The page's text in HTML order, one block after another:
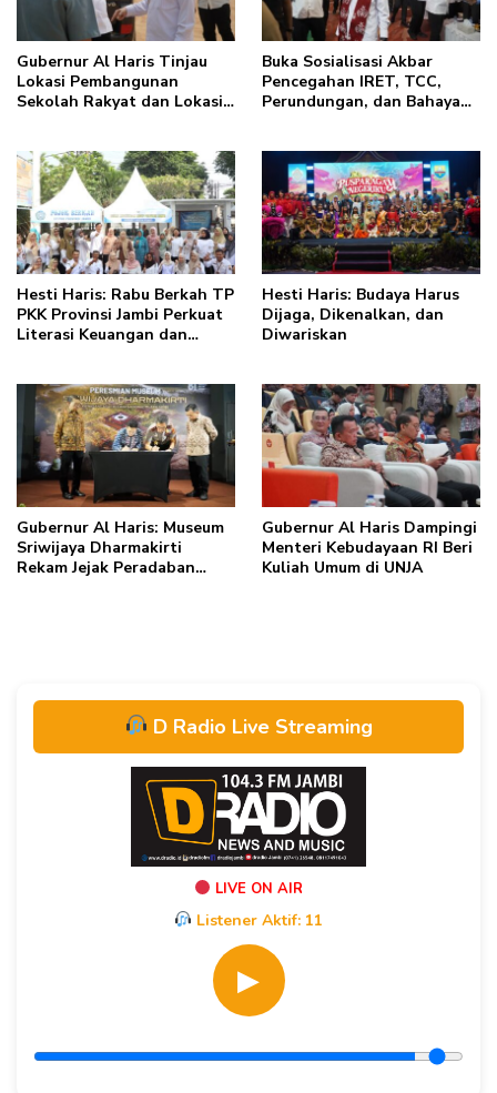
Gubernur Al Haris Tinjau
Lokasi Pembangunan
Sekolah Rakyat dan Lokasi
Buka Sosialisasi Akbar
Pencegahan IRET, TCC,
Perundungan, dan Bahaya
anakku bisa jaga diri, 60%
masa depan sudah ada di
tangan”
Hesti Haris: Rabu Berkah TP
PKK Provinsi Jambi Perkuat
Literasi Keuangan dan
Hesti Haris: Budaya Harus
Dijaga, Dikenalkan, dan
Diwariskan
Gubernur Al Haris: Museum
Sriwijaya Dharmakirti
Rekam Jejak Peradaban
Gubernur Al Haris Dampingi
Menteri Kebudayaan RI Beri
Kuliah Umum di UNJA
D Radio Live Streaming
LIVE ON AIR
Listener Aktif: 11
▶